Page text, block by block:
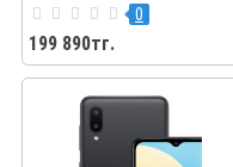
0
199 890тг.